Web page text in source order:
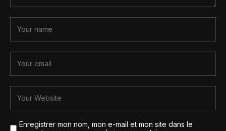
Enregistrer mon nom, mon e-mail et mon site dans le